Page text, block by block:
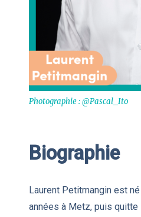
Photographie : @Pascal_Ito
Biographie
Laurent Petitmangin est
années à Metz, puis